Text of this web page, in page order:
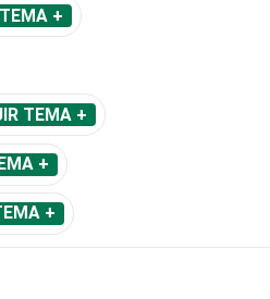
+
TEMA +
+
+